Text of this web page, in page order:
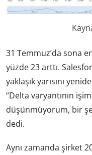
31 Temmuz’da sona
yüzde 23 arttı.
yaklaşık yarısını
“Delta varyantının
düşünmüyorum, bir
dedi.
Aynı zamanda şirket